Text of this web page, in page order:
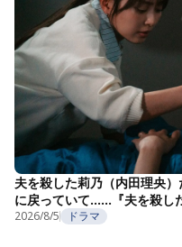
夫を殺した莉乃（内田理央
に戻っていて……『夫を殺し
2026/8/5 ドラマ